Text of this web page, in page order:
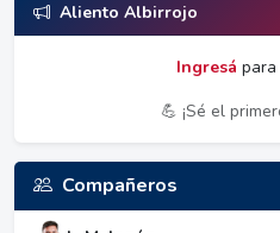
Aliento Albirrojo
Ingresá
💪 ¡Sé el
Compañeros